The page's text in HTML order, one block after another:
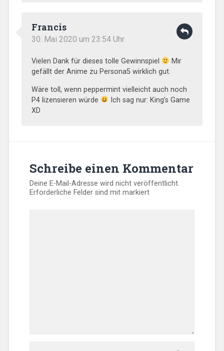
Francis
30. Mai 2020 um 23:54 Uhr
Vielen Dank für dieses tolle Gewinnspiel
Mir
gefällt der Anime zu Persona5 wirklich gut.
Wäre toll, wenn peppermint vielleicht auch noch
P4 lizensieren würde
Ich sag nur: King’s Game
XD
Schreibe einen Kommentar
Deine E-Mail-Adresse wird nicht veröffentlicht.
Erforderliche Felder sind mitmarkiert